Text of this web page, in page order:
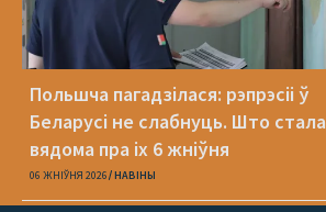
Польшча пагадзілася: рэпрэсіі ў
Беларусі не слабнуць. Што стала
вядома пра іх 6 жніўня
06 ЖНІЎНЯ 2026 НАВІНЫ